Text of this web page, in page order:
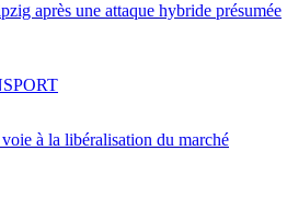
après une attaque hybride présumée
à la libéralisation du marché